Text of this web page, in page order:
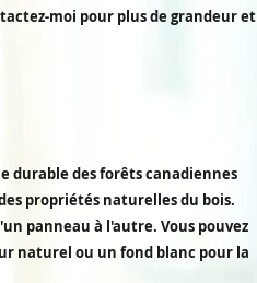
moi pour plus de grandeur et
durable des forêts canadiennes
propriétés naturelles du bois.
panneau à l'autre. Vous pouvez
naturel ou un fond blanc pour la